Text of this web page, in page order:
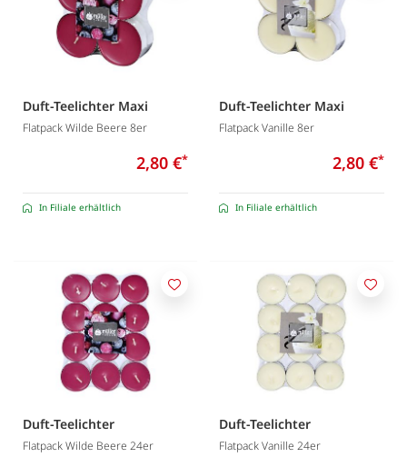
Duft-Teelichter Maxi
Flatpack Wilde Beere 8er
2,80 €*
In Filiale erhältlich
Duft-Teelichter Maxi
Flatpack Vanille 8er
2,80 €*
In Filiale erhältlich
Duft-Teelichter
Flatpack Wilde Beere 24er
Merken
Duft-Teelichter
Flatpack Vanille 24er